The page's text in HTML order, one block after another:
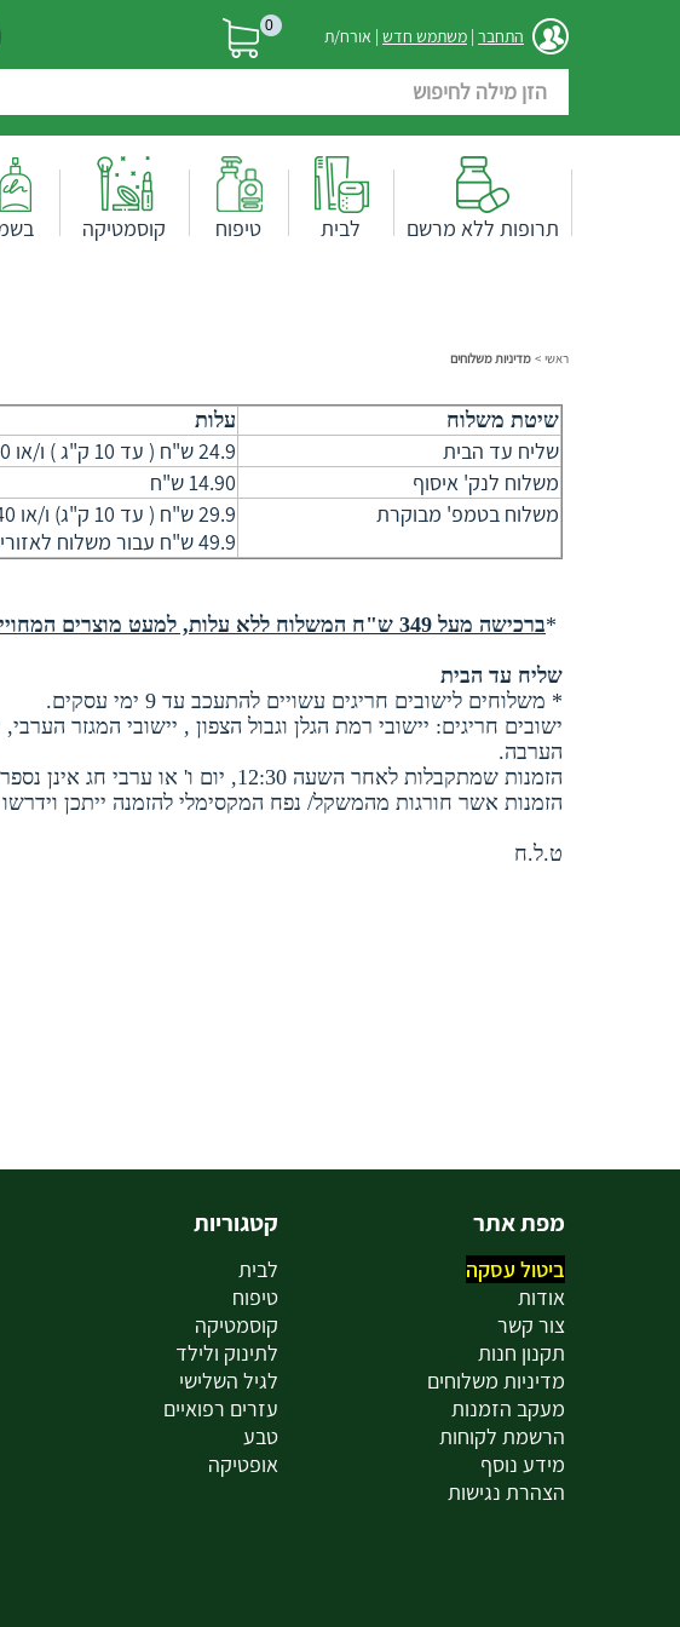
התחבר | משתמש חדש | אורח/ת 0
תרופות ללא מרשם לבית טיפוח קוסמטיקה
ראשי > מדיניות משלוחים
שיטת משלוח עלות
שליח עד הבית 24.9 ש"ח ( עד 10 ק"ג ) ו/או 40*40*40
משלוח לנק' איסוף
14.90 ש"ח
משלוח בטמפ' מבוקרת
29.9 ש"ח ( עד 10 ק"ג) ו/או 40*40*40
49.9 ש"ח עבור משלוח לאזורים חריגים/מרוחקים
*ברכישה מעל 349 ש"ח המשלוח ללא עלות, למעט מוצרים המחוייבים במשלוח בקירור/טמפרטורה מבוקרת.
שליח עד הבית
* משלוחים לישובים חריגים עשויים להתעכב עד 9 ימי עסקים.
ישובים חריגים: יישובי רמת הגלן וגבול הצפון , יישובי המגזר
הערבה.
הזמנות שמתקבלות לאחר השעה 12:30, יום ו' או ערבי חג אינן נספרות כיום עסקים למשלוח
הזמנות אשר חורגות מהמשקל/ נפח המקסימלי להזמנה ייתכן
ט.ל.ח
מפת אתר
ביטול עסקה
אודות
צור קשר
תקנון חנות
מדיניות משלוחים
מעקב הזמנות
הרשמת לקוחות
מידע נוסף
הצהרת נגישות
קטגוריות
לבית
טיפוח
קוסמטיקה
לתינוק ולילד
לגיל השלישי
עזרים רפואיים
טבע
אופטיקה